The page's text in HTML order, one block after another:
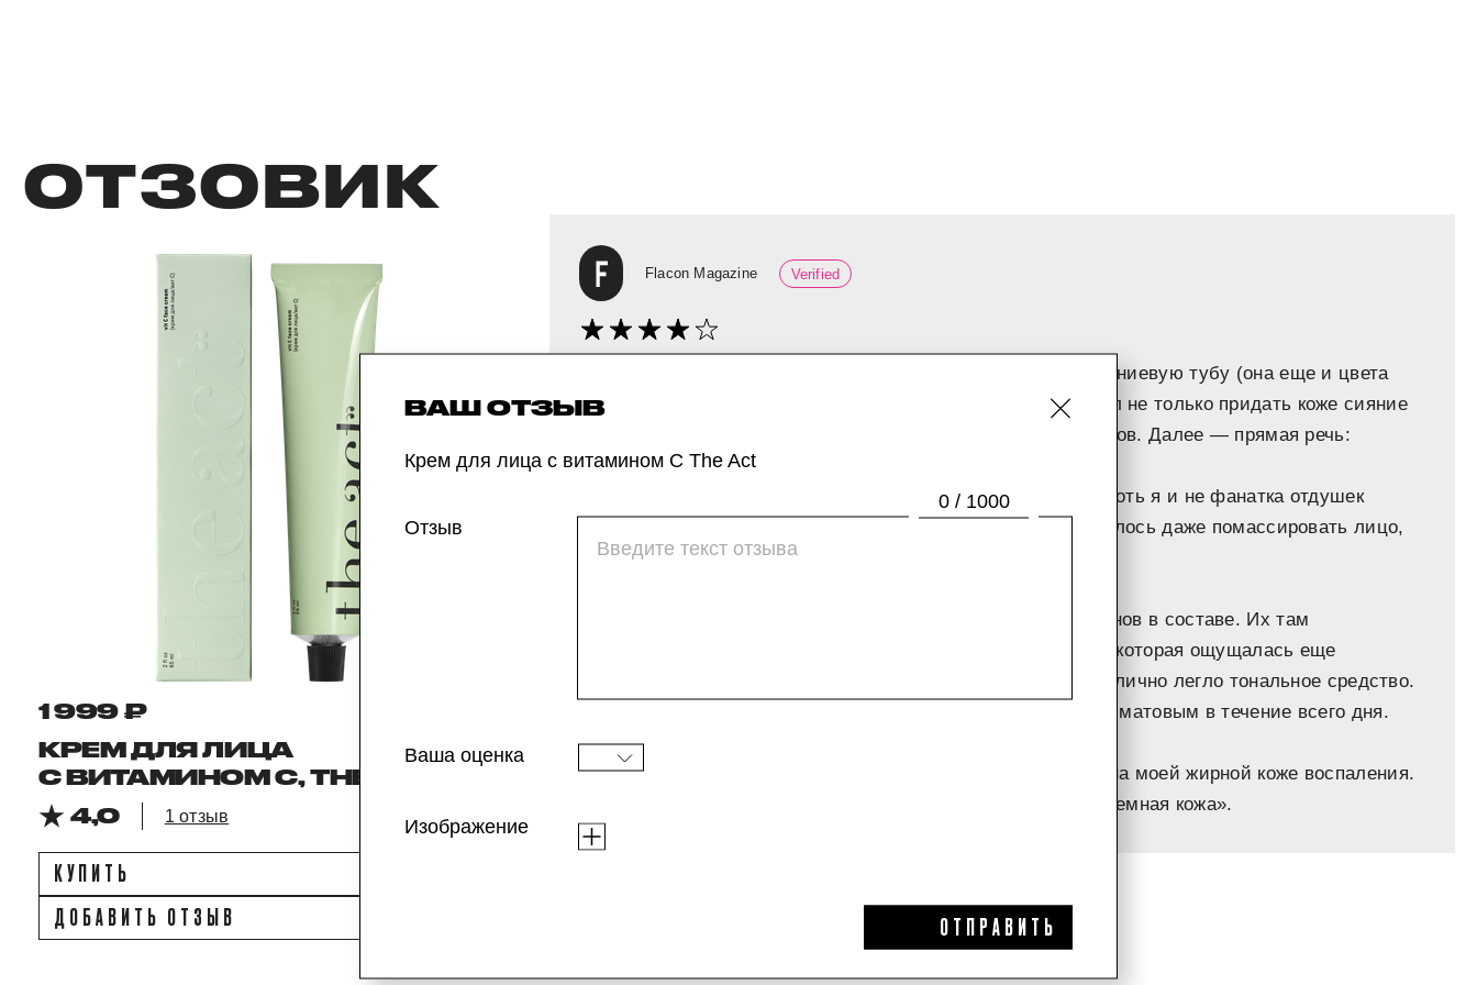
ОТЗОВИК
1 999 ₽
КРЕМ ДЛЯ ЛИЦА
С ВИТАМИНОМ C, THE ACT
4,0
1 отзыв
КУПИТЬ
ДОБАВИТЬ ОТЗЫВ
ВАШ ОТЗЫВ
Крем для лица с витамином C The Act
Отзыв
0 / 1000
Ваша оценка
Изображение
ОТПРАВИТЬ
Flacon Magazine Verified
Редакторка Инна выбрала это средство за красивую алюминиевую тубу (она еще и цвета
фисташки). Крем с деликатной формой витамина C обещал не только придать коже сияние
и увлажнить ее, но и восстановить барьер за счет церамидов. Далее — прямая речь:
«Продукт имеет цветочно-цитрусовый аромат — приятно, хоть я и не фанатка отдушек
в средствах для лица. Легкий, но впитывается долго: пришлось даже помассировать лицо,
чтобы распределить средство.
При нанесении у меня закралась мысль о наличии парафинов в составе. Их там
не оказалось, но крем все равно оставил на коже пленочку, которая ощущалась еще
несколько минут, а потом исчезла. Зато на такую основу отлично легло тональное средство.
Оно не конфликтовало с кремом, покрытие было стойким и матовым в течение всего дня.
Но при долгосрочном использовании крем спровоцировал на моей жирной коже воспаления.
Думаю, он отлично подойдет для тех, у кого не такая проблемная кожа».